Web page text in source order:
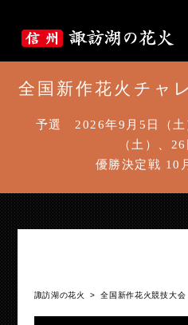
全国新作花火チャ
予選 2026年9月5日（土
（土）、26
優勝決定戦 10
諏訪湖の花火 >全国新作花火競技大会